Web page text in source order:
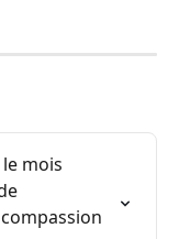
mois